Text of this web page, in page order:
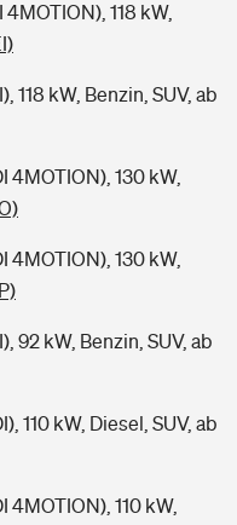
118 kW,
118 kW, Benzin, SUV, ab
4MOTION), 130 kW,
4MOTION), 130 kW,
92 kW, Benzin, SUV, ab
110 kW, Diesel, SUV, ab
4MOTION), 110 kW,